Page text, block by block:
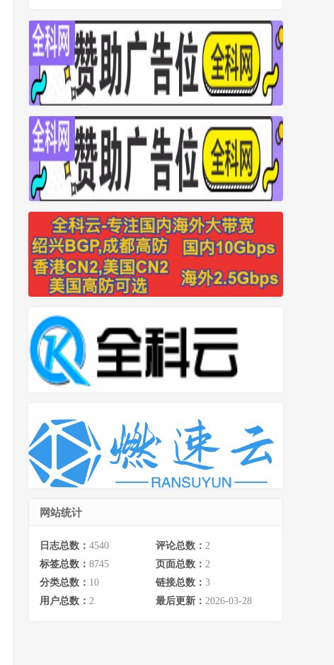
网站统计
日志总数： 4540 评论总数： 2
标签总数： 8745 页面总数： 2
分类总数： 10 链接总数： 3
用户总数： 2 最后更新： 2026-03-28